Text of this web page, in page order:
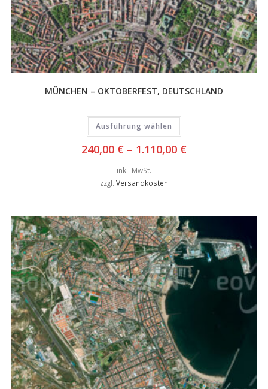
MÜNCHEN – OKTOBERFEST, DEUTSCHLAND
Ausführung wählen
240,00 € – 1.110,00 €
inkl. MwSt.
zzgl. Versandkosten